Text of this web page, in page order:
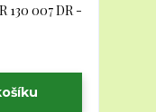
130 007 DR -